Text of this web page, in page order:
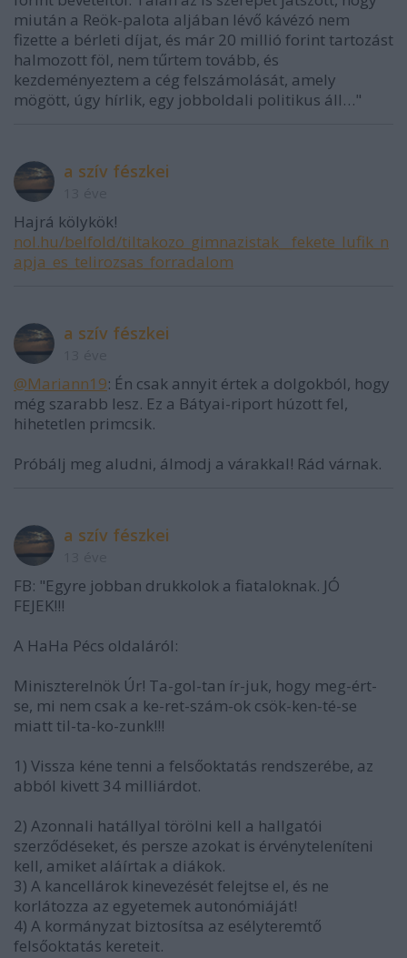
miután a Reök-palota aljában lévő kávézó nem
fizette a bérleti díjat, és már 20 millió forint tartozást
halmozott föl, nem tűrtem tovább, és
kezdeményeztem a cég felszámolását, amely
mögött, úgy hírlik, egy jobboldali politikus áll…"
a szív fészkei
Hajrá kölykök!
nol.hu/belfold/tiltakozo_gimnazistak__fekete_lufik_n
apja_es_telirozsas_forradalom
a szív fészkei
@Mariann19: Én csak annyit értek a dolgokból, hogy
még szarabb lesz. Ez a Bátyai-riport húzott fel,
hihetetlen primcsik.
Próbálj meg aludni, álmodj a várakkal! Rád várnak.
a szív fészkei
FB: "Egyre jobban drukkolok a fiataloknak. JÓ
FEJEK!!!
A HaHa Pécs oldaláról:
Miniszterelnök Úr! Ta-gol-tan ír-juk, hogy meg-ért-
se, mi nem csak a ke-ret-szám-ok csök-ken-té-se
miatt til-ta-ko-zunk!!!
1) Vissza kéne tenni a felsőoktatás rendszerébe, az
abból kivett 34 milliárdot.
2) Azonnali hatállyal törölni kell a hallgatói
szerződéseket, és persze azokat is érvényteleníteni
kell, amiket aláírtak a diákok.
3) A kancellárok kinevezését felejtse el, és ne
korlátozza az egyetemek autonómiáját!
4) A kormányzat biztosítsa az esélyteremtő
felsőoktatás kereteit.